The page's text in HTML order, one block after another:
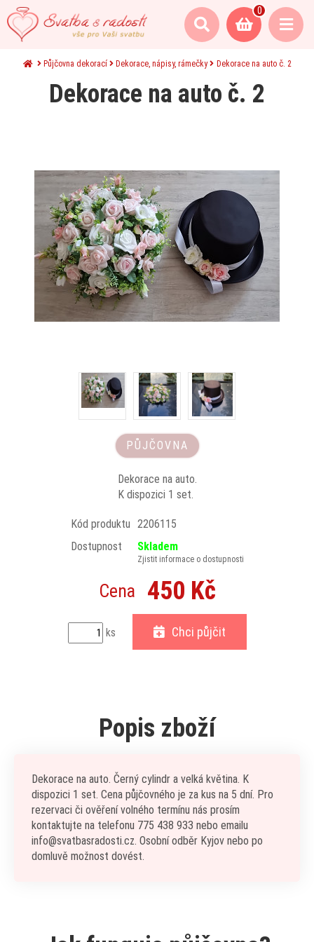
0
Půjčovna dekorací Dekorace, nápisy, rámečky Dekorace na auto č. 2
Dekorace na auto č. 2
PŮJČOVNA
Dekorace na auto.
K dispozici 1 set.
Kód produktu 2206115
Dostupnost
Skladem
Zjistit informace o dostupnosti
Cena 450 Kč
ks Chci půjčit
Popis zboží
Dekorace na auto. Černý cylindr a velká květina. K
dispozici 1 set. Cena půjčovného je za kus na 5 dní. Pro
rezervaci či ověření volného termínu nás prosím
kontaktujte na telefonu 775 438 933 nebo emailu
info@svatbasradosti.cz. Osobní odběr Kyjov nebo po
domluvě možnost dovést.